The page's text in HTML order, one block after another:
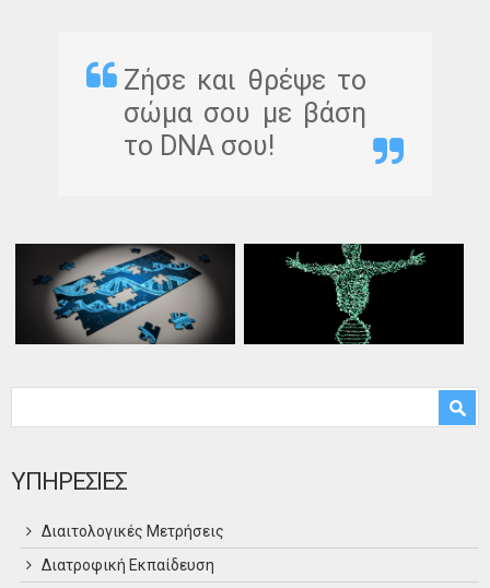
Ζήσε και θρέψε το
σώμα σου με βάση
το DNA σου!
ΥΠΗΡΕΣΙΕΣ
Διαιτολογικές Μετρήσεις
Διατροφική Εκπαίδευση